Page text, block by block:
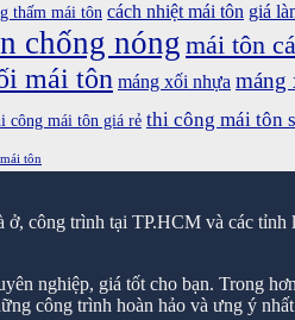
thấm mái tôn cách nhiệt mái tôn giá
chống nóng mái tôn
mái tôn máng xối nhựa máng
công mái tôn giá rẻ thi công mái tôn
tôn
ở, công trình tại TP.HCM và các tỉnh
nghiệp, giá tốt cho bạn. Trong
công trình hoàn hảo và ưng ý